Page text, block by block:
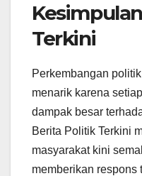
Terkini
Perkembangan
menarik karena
dampak besar
Berita Politik Terkini
masyarakat kini
memberikan respons